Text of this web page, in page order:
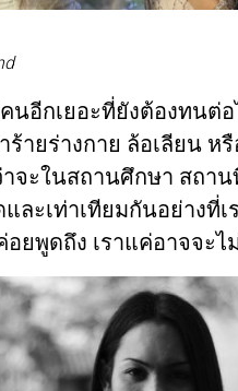
นอีกเยอะที่ยังต้องทนต่
ายร่างกาย ล้อเลียน ห
จะในสถานศึกษา สถา
และเท่าเทียมกันอย่าง
พูดถึง เราแค่อาจจะไม่